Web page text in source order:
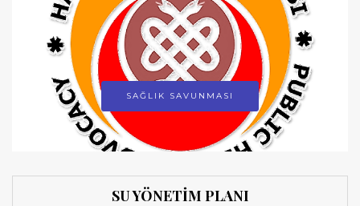
SAĞLIK SAVUNMASI
SU YÖNETİM PLANI